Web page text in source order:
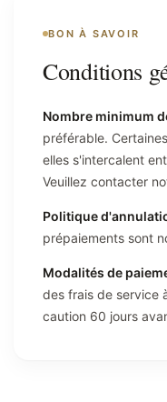
BON À SAVOIR
Conditions
Nombre minimum
préférable.
elles s'intercalent
Veuillez contacter
Politique
prépaiements sont
Modalités de
des frais de service
caution 60 jours